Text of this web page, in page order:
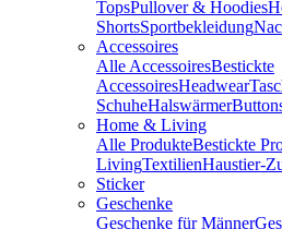
TopsPullover & Hoodies
ShortsSportbekleidung
Accessoires
Alle AccessoiresBestickte
AccessoiresHeadwear
SchuheHalswärmer
Home & Living
Alle ProdukteBestickte
LivingTextilienHaustier-
Sticker
Geschenke
Geschenke für Männer